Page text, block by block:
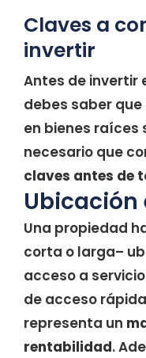
Claves a
invertir
Antes de invertir
debes saber
en bienes raíces
necesario que
claves antes de
Una propiedad
corta o larga–
acceso a
de acceso
representa un
rentabilidad.